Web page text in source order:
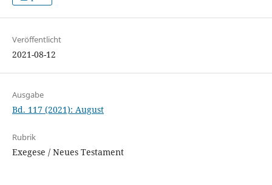
Veröffentlicht
2021-08-12
Ausgabe
Bd. 117 (2021): August
Rubrik
Exegese / Neues Testament